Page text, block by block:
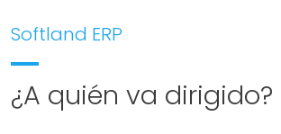
Softland ERP
¿A quién va dirigido?